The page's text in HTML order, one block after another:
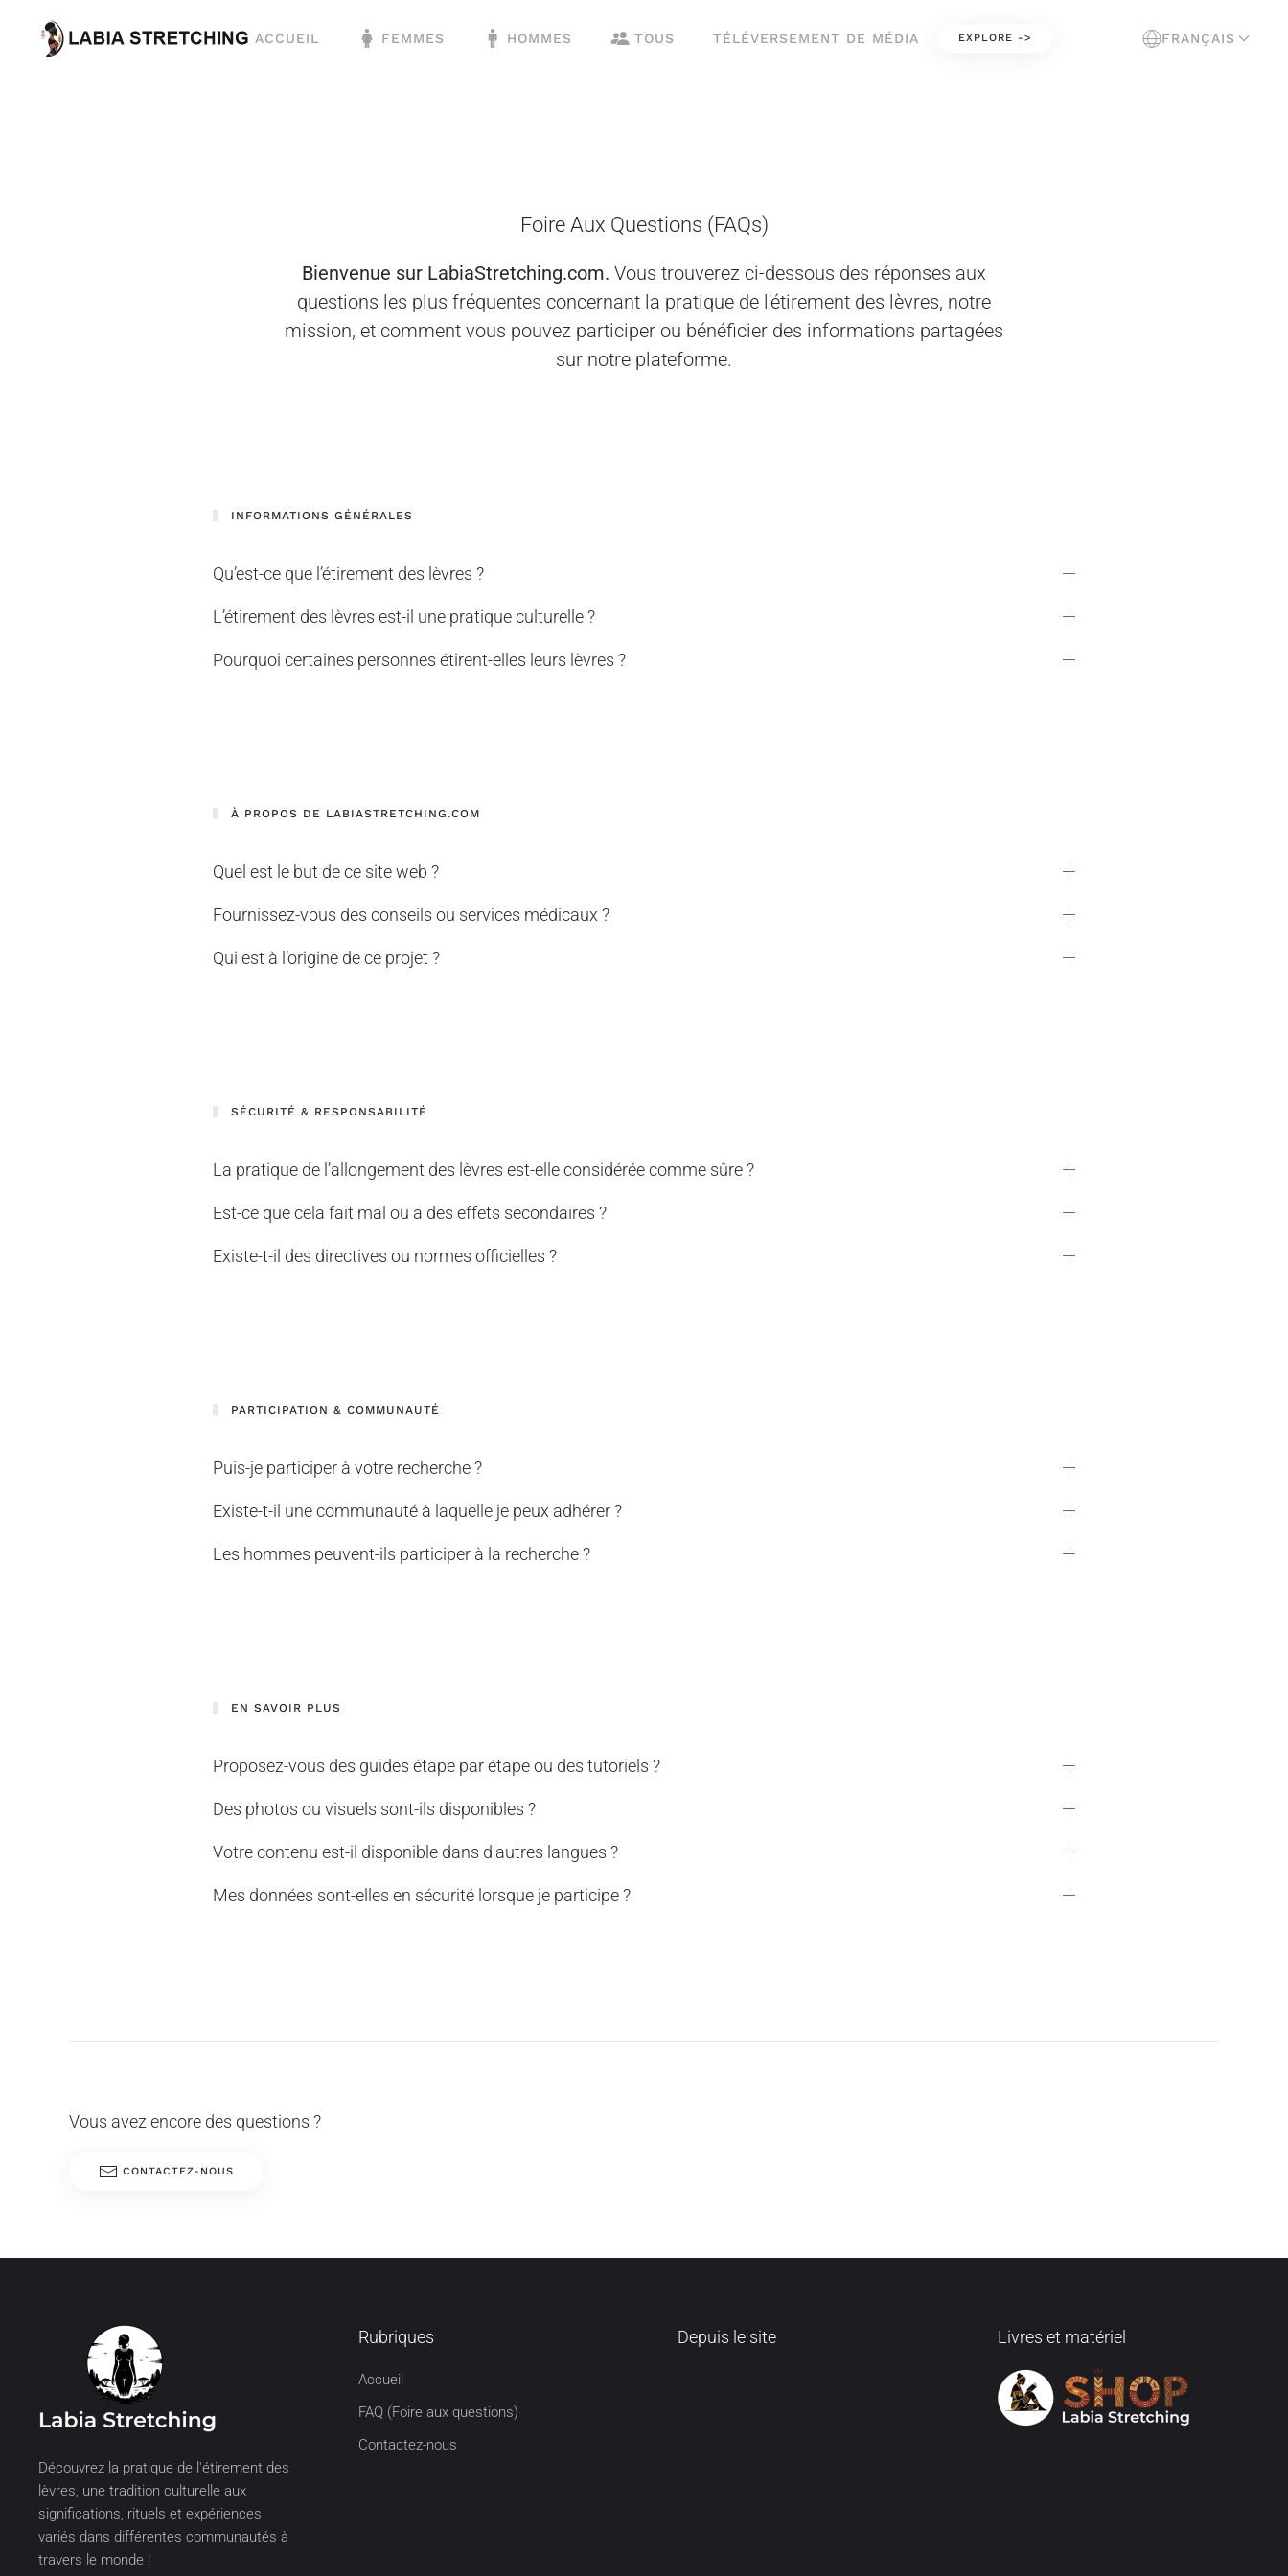
Accéder au contenu principal ACCUEIL FEMMES HOMMES TOUS TÉLÉVERSEMENT DE MÉDIA EXPLORE -> FRANÇAIS
Foire Aux Questions (FAQs)
Bienvenue sur LabiaStretching.com. Vous trouverez ci-dessous des réponses aux
questions les plus fréquentes concernant la pratique de l'étirement des lèvres, notre
mission, et comment vous pouvez participer ou bénéficier des informations partagées
sur notre plateforme.
INFORMATIONS GÉNÉRALES
Qu’est-ce que l’étirement des lèvres ?
L’étirement des lèvres est-il une pratique culturelle ?
Pourquoi certaines personnes étirent-elles leurs lèvres ?
À PROPOS DE LABIASTRETCHING.COM
Quel est le but de ce site web ?
Fournissez-vous des conseils ou services médicaux ?
Qui est à l’origine de ce projet ?
SÉCURITÉ & RESPONSABILITÉ
La pratique de l’allongement des lèvres est-elle considérée comme sûre ?
Est-ce que cela fait mal ou a des effets secondaires ?
Existe-t-il des directives ou normes officielles ?
PARTICIPATION & COMMUNAUTÉ
Puis-je participer à votre recherche ?
Existe-t-il une communauté à laquelle je peux adhérer ?
Les hommes peuvent-ils participer à la recherche ?
EN SAVOIR PLUS
Proposez-vous des guides étape par étape ou des tutoriels ?
Des photos ou visuels sont-ils disponibles ?
Votre contenu est-il disponible dans d'autres langues ?
Mes données sont-elles en sécurité lorsque je participe ?
Vous avez encore des questions ?
CONTACTEZ-NOUS
Découvrez la pratique de l'étirement des
lèvres, une tradition culturelle aux
significations, rituels et expériences
variés dans différentes communautés à
travers le monde !
Rubriques
Accueil
FAQ (Foire aux questions)
Contactez-nous
Depuis le site Livres et matériel